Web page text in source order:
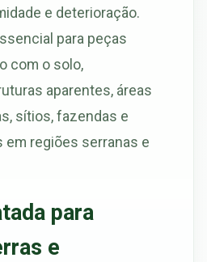
e deterioração.
para peças
com o solo,
aparentes, áreas
sítios, fazendas e
regiões serranas e
para
e